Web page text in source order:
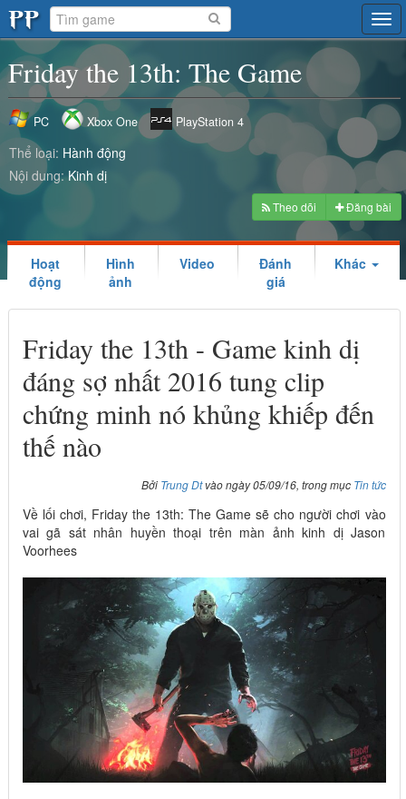
Friday the 13th: The Game
PC Xbox One PlayStation 4
Thể loại: Hành động
Nội dung: Kinh dị
Theo dõi Đăng bài
Hoạt
động
Hình
ảnh
Video
Đánh
giá
Khác
Friday the 13th - Game kinh dị
đáng sợ nhất 2016 tung clip
chứng minh nó khủng khiếp đến
thế nào
Bởi Trung Dtvào ngày 05/09/16, trong mục Tin tức
Về lối chơi, Friday the 13th: The Game sẽ cho người chơi vào
vai gã sát nhân huyền thoại trên màn ảnh kinh dị Jason
Voorhees